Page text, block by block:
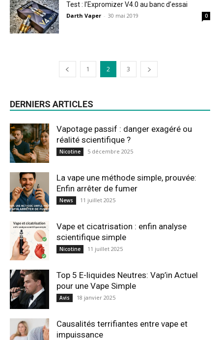
Test : l’Expromizer V4.0 au banc d’essai
Darth Vaper - 30 mai 2019 0
1 2 3
DERNIERS ARTICLES
Vapotage passif : danger exagéré ou
réalité scientifique ?
Nicotine 5 décembre 2025
La vape une méthode simple, prouvée:
Enfin arrêter de fumer
News 11 juillet 2025
Vape et cicatrisation : enfin analyse
scientifique simple
Nicotine 11 juillet 2025
Top 5 E-liquides Neutres: Vap’in Actuel
pour une Vape Simple
Avis 18 janvier 2025
Causalités terrifiantes entre vape et
impuissance